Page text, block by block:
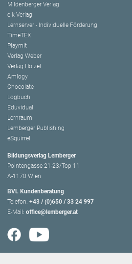
Mildenberger Verlag
elk Verlag
Lernserver - Individuelle Förderung
TimeTEX
Playmit
Verlag Weber
Verlag Hölzel
Amlogy
Chocolate
Logbuch
Eduvidual
Lernraum
Lemberger Publishing
eSquirrel
Bildungsverlag Lemberger
Pointengasse 21-23/Top 11
A-1170 Wien
BVL Kundenberatung
Telefon: +43 / (0)650 / 33 24 997
E-Mail: office@lemberger.at